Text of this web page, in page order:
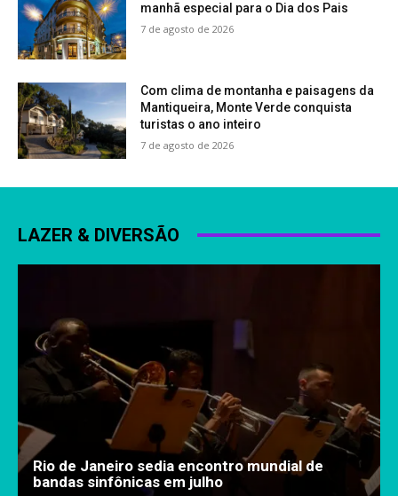
manhã especial para o Dia dos Pais
7 de agosto de 2026
Com clima de montanha e paisagens da
Mantiqueira, Monte Verde conquista
turistas o ano inteiro
7 de agosto de 2026
LAZER & DIVERSÃO
Rio de Janeiro sedia encontro mundial de
bandas sinfônicas em julho